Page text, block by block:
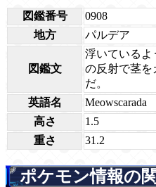
図鑑番号
0908
地方
パルデア
図鑑文
浮いているよ
の反射で茎を
だ。
英語名
Meowscarada
高さ
1.5
重さ
31.2
ポケモン情報の